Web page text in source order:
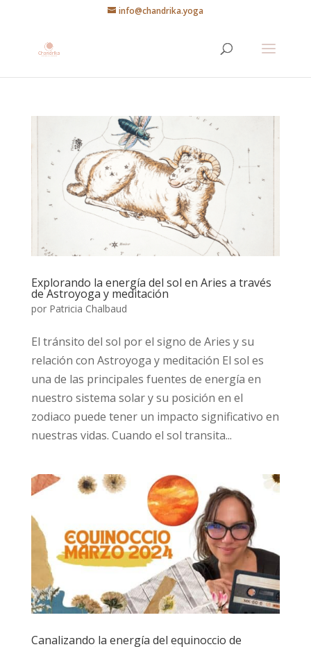
info@chandrika.yoga
Explorando la energía del sol en Aries a través
de Astroyoga y meditación
por Patricia Chalbaud
El tránsito del sol por el signo de Aries y su
relación con Astroyoga y meditación El sol es
una de las principales fuentes de energía en
nuestro sistema solar y su posición en el
zodiaco puede tener un impacto significativo en
nuestras vidas. Cuando el sol transita...
Canalizando la energía del equinoccio de